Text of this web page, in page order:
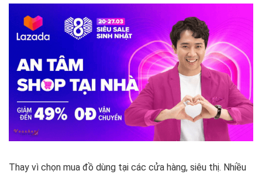
Thay vì chọn mua đồ dùng tại các cửa hàng, siêu thị. Nhiều